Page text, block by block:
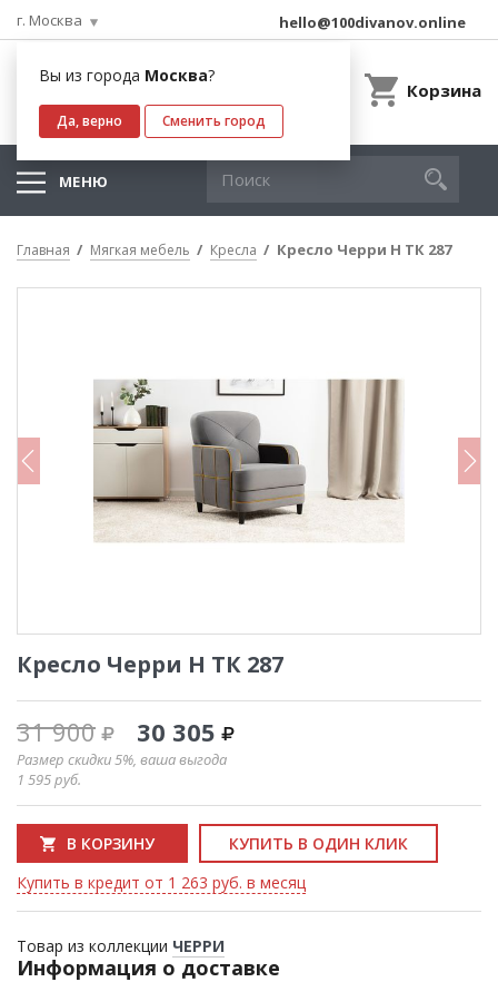
г. Москва
Вы из города Москва?
Да, верно Сменить город
hello@100divanov.online
Корзина
МЕНЮ
Главная Мягкая мебель Кресла Кресло Черри Н ТК 287
Кресло Черри Н ТК 287
31 900 30 305
Размер скидки 5%, ваша выгода
1 595руб.
В КОРЗИНУ
КУПИТЬ В ОДИН КЛИК
Купить в кредит от 1 263 руб. в месяц
Товар из коллекции ЧЕРРИ
Информация о доставке